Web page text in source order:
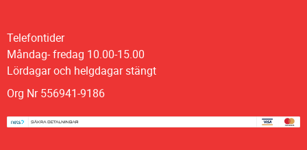
Telefontider
Måndag- fredag 10.00-15.00
Lördagar och helgdagar stängt
Org Nr 556941-9186